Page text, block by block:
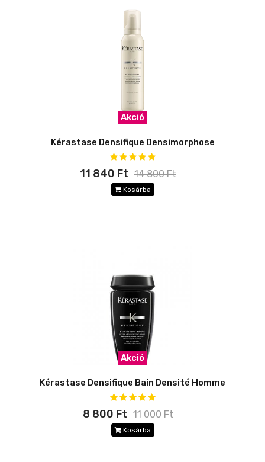
Akció
Kérastase Densifique Densimorphose
11 840 Ft 14 800 Ft
Kosárba
Akció
Kérastase Densifique Bain Densité Homme
8 800 Ft 11 000 Ft
Kosárba